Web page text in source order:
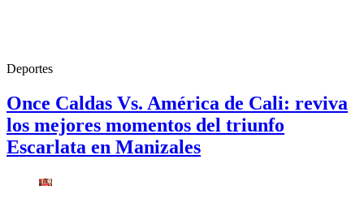
Deportes
Once Caldas Vs. América de Cali: reviva
los mejores momentos del triunfo
Escarlata en Manizales